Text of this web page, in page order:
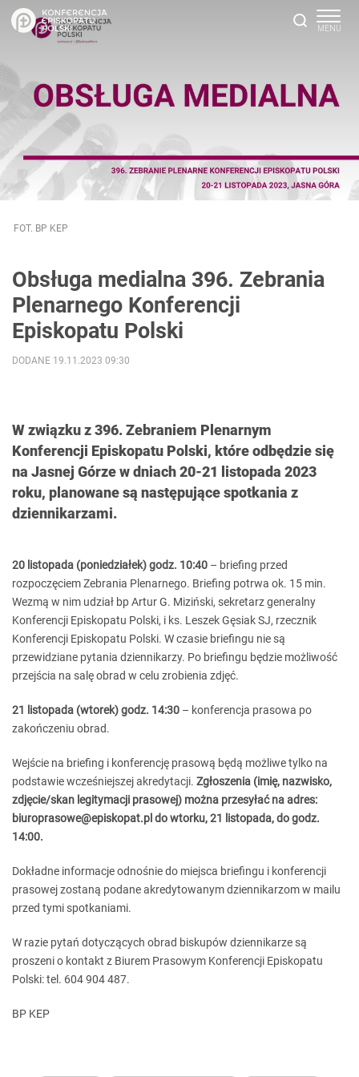
FOT. BP KEP
Obsługa medialna 396. Zebrania
Plenarnego Konferencji
Episkopatu Polski
W związku z 396. Zebraniem Plenarnym
Konferencji Episkopatu Polski, które odbędzie się
na Jasnej Górze w dniach 20-21 listopada 2023
roku, planowane są następujące spotkania z
dziennikarzami.
DODANE 19.11.2023 09:30
20 listopada (poniedziałek) godz. 10:40 – briefing przed
rozpoczęciem Zebrania Plenarnego. Briefing potrwa ok. 15 min.
Wezmą w nim udział bp Artur G. Miziński, sekretarz generalny
Konferencji Episkopatu Polski, i ks. Leszek Gęsiak SJ, rzecznik
Konferencji Episkopatu Polski. W czasie briefingu nie są
przewidziane pytania dziennikarzy. Po briefingu będzie możliwość
przejścia na salę obrad w celu zrobienia zdjęć.
21 listopada (wtorek) godz. 14:30 – konferencja prasowa po
zakończeniu obrad.
Wejście na briefing i konferencję prasową będą możliwe tylko na
podstawie wcześniejszej akredytacji. Zgłoszenia (imię, nazwisko,
zdjęcie/skan legitymacji prasowej) można przesyłać na adres:
biuroprasowe@episkopat.pl do wtorku, 21 listopada, do godz.
14:00.
Dokładne informacje odnośnie do miejsca briefingu i konferencji
prasowej zostaną podane akredytowanym dziennikarzom w mailu
przed tymi spotkaniami.
W razie pytań dotyczących obrad biskupów dziennikarze są
proszeni o kontakt z Biurem Prasowym Konferencji Episkopatu
Polski: tel. 604 904 487.
BP KEP